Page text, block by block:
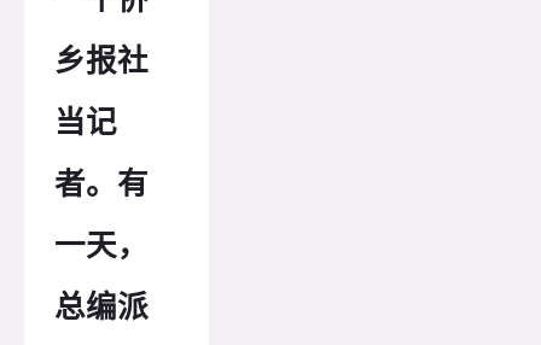
乡报社
当记
者。有
一天，
总编派